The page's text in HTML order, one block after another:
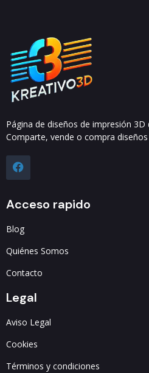
Página de diseños de impresión 3D
Comparte, vende o compra diseños
Acceso rapido
Blog
Quiénes Somos
Contacto
Legal
Aviso Legal
Cookies
Términos y condiciones